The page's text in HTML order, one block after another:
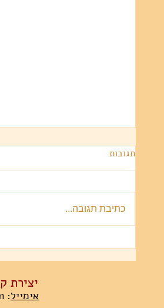
תגובות
כתיבת תגובה...
יצירת
אימייל: